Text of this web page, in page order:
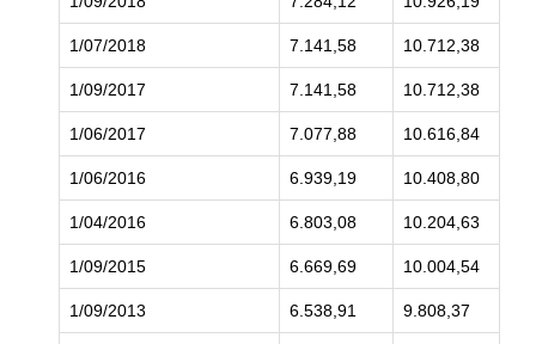
1/07/2018 7.141,58 10.712,38
1/09/2017 7.141,58 10.712,38
1/06/2017 7.077,88 10.616,84
1/06/2016 6.939,19 10.408,80
1/04/2016 6.803,08 10.204,63
1/09/2015 6.669,69 10.004,54
1/09/2013 6.538,91 9.808,37